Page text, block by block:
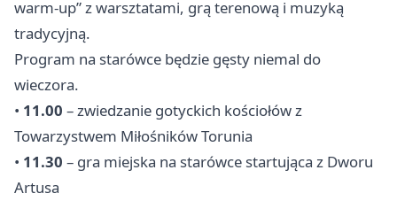
warm-up” z warsztatami, grą terenową i muzyką
tradycyjną.
Program na starówce będzie gęsty niemal do
wieczora.
• 11.00 – zwiedzanie gotyckich kościołów z
Towarzystwem Miłośników Torunia
• 11.30 – gra miejska na starówce startująca z Dworu
Artusa